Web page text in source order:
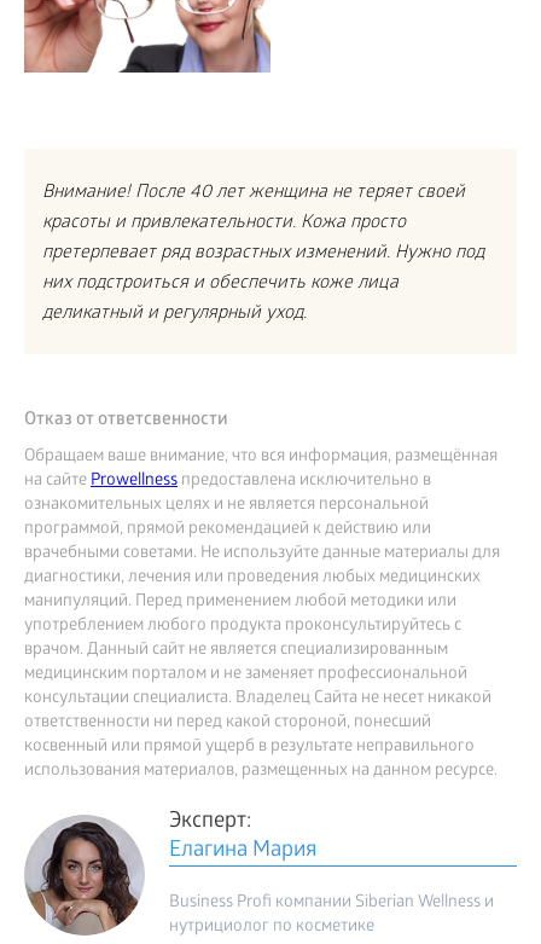
Внимание! После 40 лет женщина не теряет своей
красоты и привлекательности. Кожа просто
претерпевает ряд возрастных изменений. Нужно под
них подстроиться и обеспечить коже лица
деликатный и регулярный уход.
Отказ от ответсвенности
Обращаем ваше внимание, что вся информация, размещённая
на сайтеProwellness предоставлена исключительно в
ознакомительных целях и не является персональной
программой, прямой рекомендацией к действию или
врачебными советами. Не используйте данные материалы для
диагностики, лечения или проведения любых медицинских
манипуляций. Перед применением любой методики или
употреблением любого продукта проконсультируйтесь с
врачом. Данный сайт не является специализированным
медицинским порталом и не заменяет профессиональной
консультации специалиста. Владелец Сайта не несет никакой
ответственности ни перед какой стороной, понесший
косвенный или прямой ущерб в результате неправильного
использования материалов, размещенных на данном ресурсе.
Эксперт:
Елагина Мария
Business Profi компании Siberian Wellness и
нутрициолог по косметике